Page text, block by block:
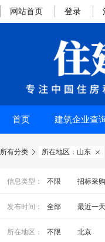
网站首页 登录
首页 建筑企业查
所有分类  所在地区：山东 
信息类型： 不限 招标采购
发布时间： 全部 最近一天
所在地区： 不限 北京